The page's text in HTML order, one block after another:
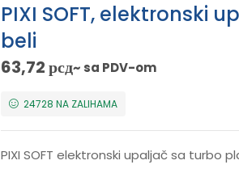
PIXI SOFT, elektronski
beli
63,72рсд~ sa PDV-om
24728 NA ZALIHAMA
PIXI SOFT elektronski upaljač sa turbo